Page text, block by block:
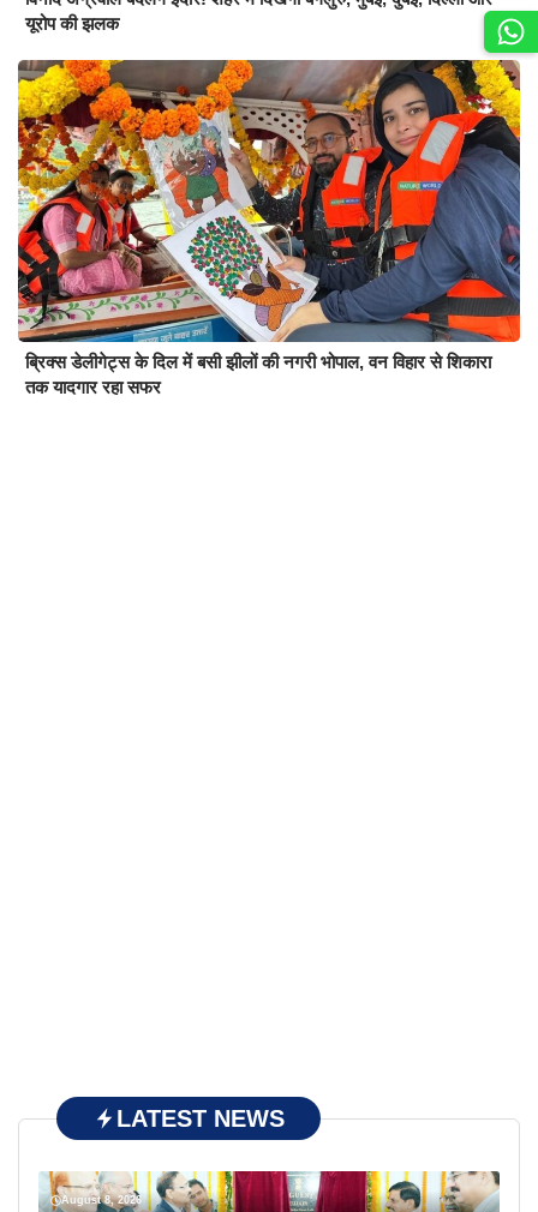
यूरोप की झलक
ब्रिक्स डेलीगेट्स के दिल में बसी झीलों की नगरी भोपाल, वन विहार से शिकारा
तक यादगार रहा सफर
LATEST NEWS
August 8, 2026